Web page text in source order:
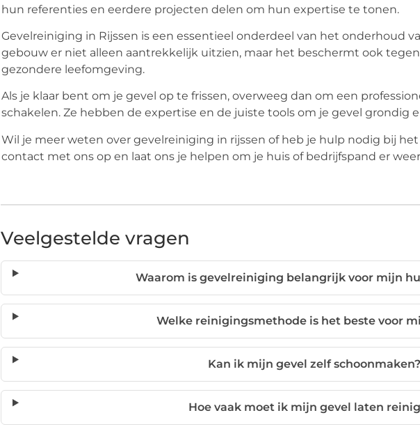
hun referenties en eerdere projecten delen om hun expertise te tonen.
Gevelreiniging in Rijssen is een essentieel onderdeel van het onderhoud
gebouw er niet alleen aantrekkelijk uitzien, maar het beschermt ook
gezondere leefomgeving.
Als je klaar bent om je gevel op te frissen, overweeg dan om een
schakelen. Ze hebben de expertise en de juiste tools om je gevel grondig
Wil je meer weten over gevelreiniging in rijssen of heb je hulp nodig bij
contact met ons op en laat ons je helpen om je huis of bedrijfspand er
Veelgestelde vragen
Waarom is gevelreiniging belangrijk voor mijn
Welke reinigingsmethode is het beste voor
Kan ik mijn gevel zelf schoonmaken?
Hoe vaak moet ik mijn gevel laten